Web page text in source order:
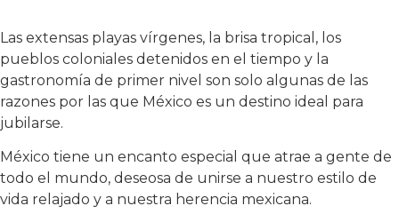
Las extensas playas vírgenes, la brisa tropical, los
pueblos coloniales detenidos en el tiempo y la
gastronomía de primer nivel son solo algunas de las
razones por las que México es un destino ideal para
jubilarse.
México tiene un encanto especial que atrae a gente de
todo el mundo, deseosa de unirse a nuestro estilo de
vida relajado y a nuestra herencia mexicana.